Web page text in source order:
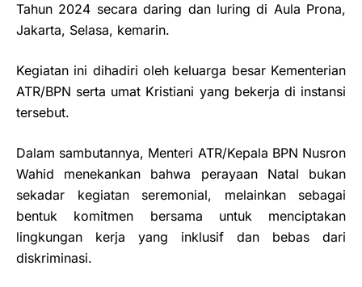
Tahun 2024 secara daring dan luring di Aula Prona,
Jakarta, Selasa, kemarin.
Kegiatan ini dihadiri oleh keluarga besar Kementerian
ATR/BPN serta umat Kristiani yang bekerja di instansi
tersebut.
Dalam sambutannya, Menteri ATR/Kepala BPN Nusron
Wahid menekankan bahwa perayaan Natal bukan
sekadar kegiatan seremonial, melainkan sebagai
bentuk komitmen bersama untuk menciptakan
lingkungan kerja yang inklusif dan bebas dari
diskriminasi.